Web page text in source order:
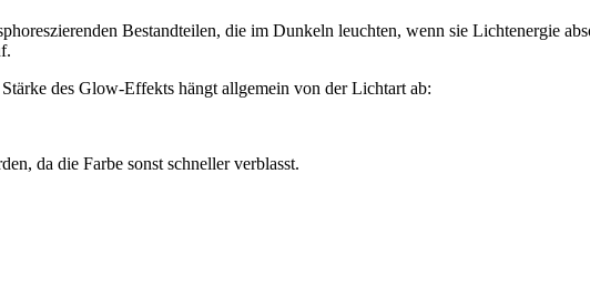
Bestandteilen, die im Dunkeln leuchten, wenn sie Lichtenergie
des Glow-Effekts hängt allgemein von der Lichtart ab:
da die Farbe sonst schneller verblasst.